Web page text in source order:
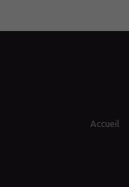
Accueil